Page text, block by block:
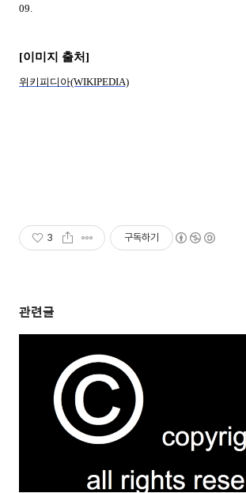
09.
[이미지 출처]
위키피디아(WIKIPEDIA)
3 구독하기
관련글